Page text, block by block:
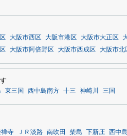
大阪市西区 大阪市港区 大阪市大正区
大阪市阿倍野区 大阪市西成区 大阪市北
東三国 西中島南方 十三 神崎川 三国
寺 ＪＲ淡路 南吹田 柴島 下新庄 西中